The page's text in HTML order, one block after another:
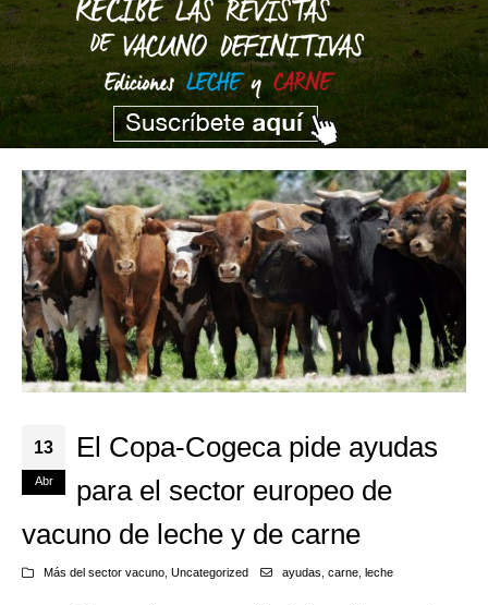
13
Abr
El Copa-Cogeca pide ayudas
para el sector europeo de
vacuno de leche y de carne
Más del sector vacuno, Uncategorized ayudas carne, leche